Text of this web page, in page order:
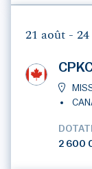
21 août -
2 600